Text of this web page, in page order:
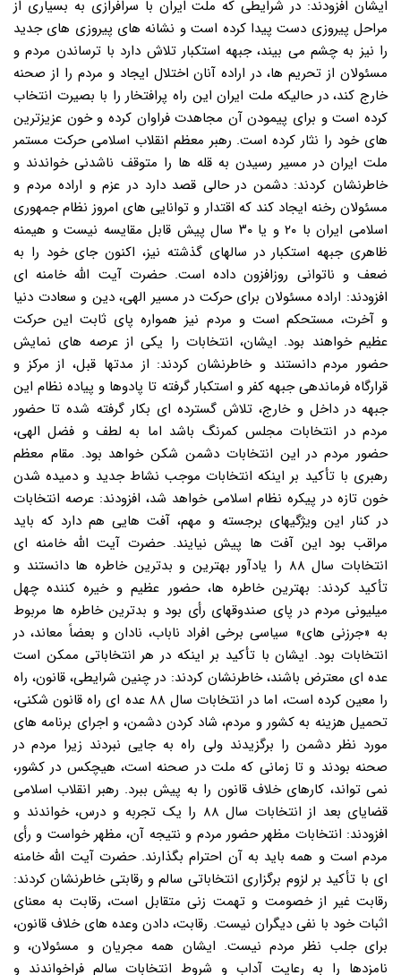
ایشان افزودند: در شرایطی که ملت ایران با سرافرازی به بسیاری از
مراحل پیروزی دست پیدا کرده است و نشانه های پیروزی های جدید
را نیز به چشم می بیند، جبهه استکبار تلاش دارد با ترساندن مردم و
مسئولان از تحریم ها، در اراده آنان اختلال ایجاد و مردم را از صحنه
خارج کند، در حالیکه ملت ایران این راه پرافتخار را با بصیرت انتخاب
کرده است و برای پیمودن آن مجاهدت فراوان کرده و خون عزیزترین
های خود را نثار کرده است. رهبر معظم انقلاب اسلامی حرکت مستمر
ملت ایران در مسیر رسیدن به قله ها را متوقف ناشدنی خواندند و
خاطرنشان کردند: دشمن در حالی قصد دارد در عزم و اراده مردم و
مسئولان رخنه ایجاد کند که اقتدار و توانایی های امروز نظام جمهوری
اسلامی ایران با ۲۰ و یا ۳۰ سال پیش قابل مقایسه نیست و هیمنه
ظاهری جبهه استکبار در سالهای گذشته نیز، اکنون جای خود را به
ضعف و ناتوانی روزافزون داده است. حضرت آیت الله خامنه ای
افزودند: اراده مسئولان برای حرکت در مسیر الهی، دین و سعادت دنیا
و آخرت، مستحکم است و مردم نیز همواره پای ثابت این حرکت
عظیم خواهند بود. ایشان، انتخابات را یکی از عرصه های نمایش
حضور مردم دانستند و خاطرنشان کردند: از مدتها قبل، از مرکز و
قرارگاه فرماندهی جبهه کفر و استکبار گرفته تا پادوها و پیاده نظام این
جبهه در داخل و خارج، تلاش گسترده ای بکار گرفته شده تا حضور
مردم در انتخابات مجلس کمرنگ باشد اما به لطف و فضل الهی،
حضور مردم در این انتخابات دشمن شکن خواهد بود. مقام معظم
رهبری با تأکید بر اینکه انتخابات موجب نشاط جدید و دمیده شدن
خون تازه در پیکره نظام اسلامی خواهد شد، افزودند: عرصه انتخابات
در کنار این ویژگیهای برجسته و مهم، آفت هایی هم دارد که باید
مراقب بود این آفت ها پیش نیایند. حضرت آیت الله خامنه ای
انتخابات سال ۸۸ را یادآور بهترین و بدترین خاطره ها دانستند و
تأکید کردند: بهترین خاطره ها، حضور عظیم و خیره کننده چهل
میلیونی مردم در پای صندوقهای رأی بود و بدترین خاطره ها مربوط
به «جرزنی های» سیاسی برخی افراد ناباب، نادان و بعضاً معاند، در
انتخابات بود. ایشان با تأکید بر اینکه در هر انتخاباتی ممکن است
عده ای معترض باشند، خاطرنشان کردند: در چنین شرایطی، قانون، راه
را معین کرده است، اما در انتخابات سال ۸۸ عده ای راه قانون شکنی،
تحمیل هزینه به کشور و مردم، شاد کردن دشمن، و اجرای برنامه های
مورد نظر دشمن را برگزیدند ولی راه به جایی نبردند زیرا مردم در
صحنه بودند و تا زمانی که ملت در صحنه است، هیچکس در کشور،
نمی تواند، کارهای خلاف قانون را به پیش ببرد. رهبر انقلاب اسلامی
قضایای بعد از انتخابات سال ۸۸ را یک تجربه و درس، خواندند و
افزودند: انتخابات مظهر حضور مردم و نتیجه آن، مظهر خواست و رأی
مردم است و همه باید به آن احترام بگذارند. حضرت آیت الله خامنه
ای با تأکید بر لزوم برگزاری انتخاباتی سالم و رقابتی خاطرنشان کردند:
رقابت غیر از خصومت و تهمت زنی متقابل است، رقابت به معنای
اثبات خود با نفی دیگران نیست. رقابت، دادن وعده های خلاف قانون،
برای جلب نظر مردم نیست. ایشان همه مجریان و مسئولان، و
نامزدها را به رعایت آداب و شروط انتخابات سالم فراخواندند و